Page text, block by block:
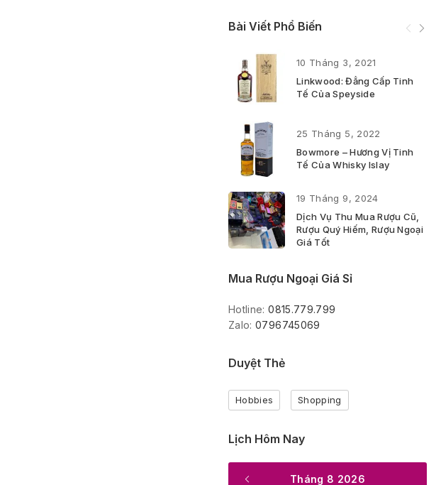
Bài Viết Phổ Biến
10 Tháng 3, 2021
Linkwood: Đẳng Cấp Tinh
Tế Của Speyside
25 Tháng 5, 2022
Bowmore – Hương Vị Tinh
Tế Của Whisky Islay
19 Tháng 9, 2024
Dịch Vụ Thu Mua Rượu Cũ,
Rượu Quý Hiếm, Rượu Ngoại
Giá Tốt
Mua Rượu Ngoại Giá Sỉ
Hotline:0815.779.799
Zalo:0796745069
Duyệt Thẻ
Hobbies Shopping
Lịch Hôm Nay
Tháng 8 2026